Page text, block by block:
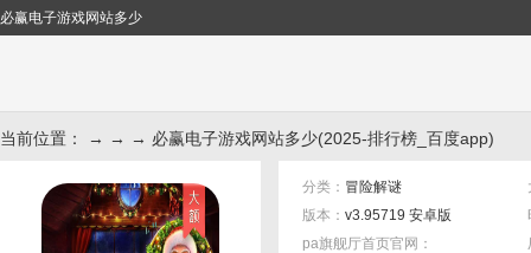
必赢电子游戏网站多少
当前位置： → → → 必赢电子游戏网站多少(2025-排行榜_百度app)
分类： 冒险解谜
版本： v3.95719 安卓版
pa旗舰厅首页官网：